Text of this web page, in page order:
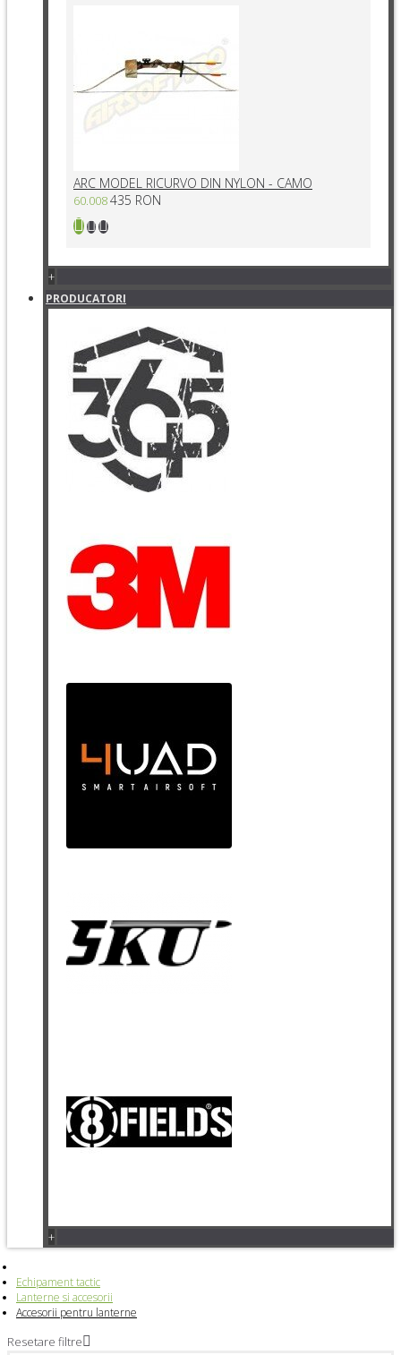
ARC MODEL RICURVO DIN NYLON - CAMO
60.008435 RON
+
PRODUCATORI
+
Echipament tactic
Lanterne si accesorii
Accesorii pentru lanterne
Resetare filtre